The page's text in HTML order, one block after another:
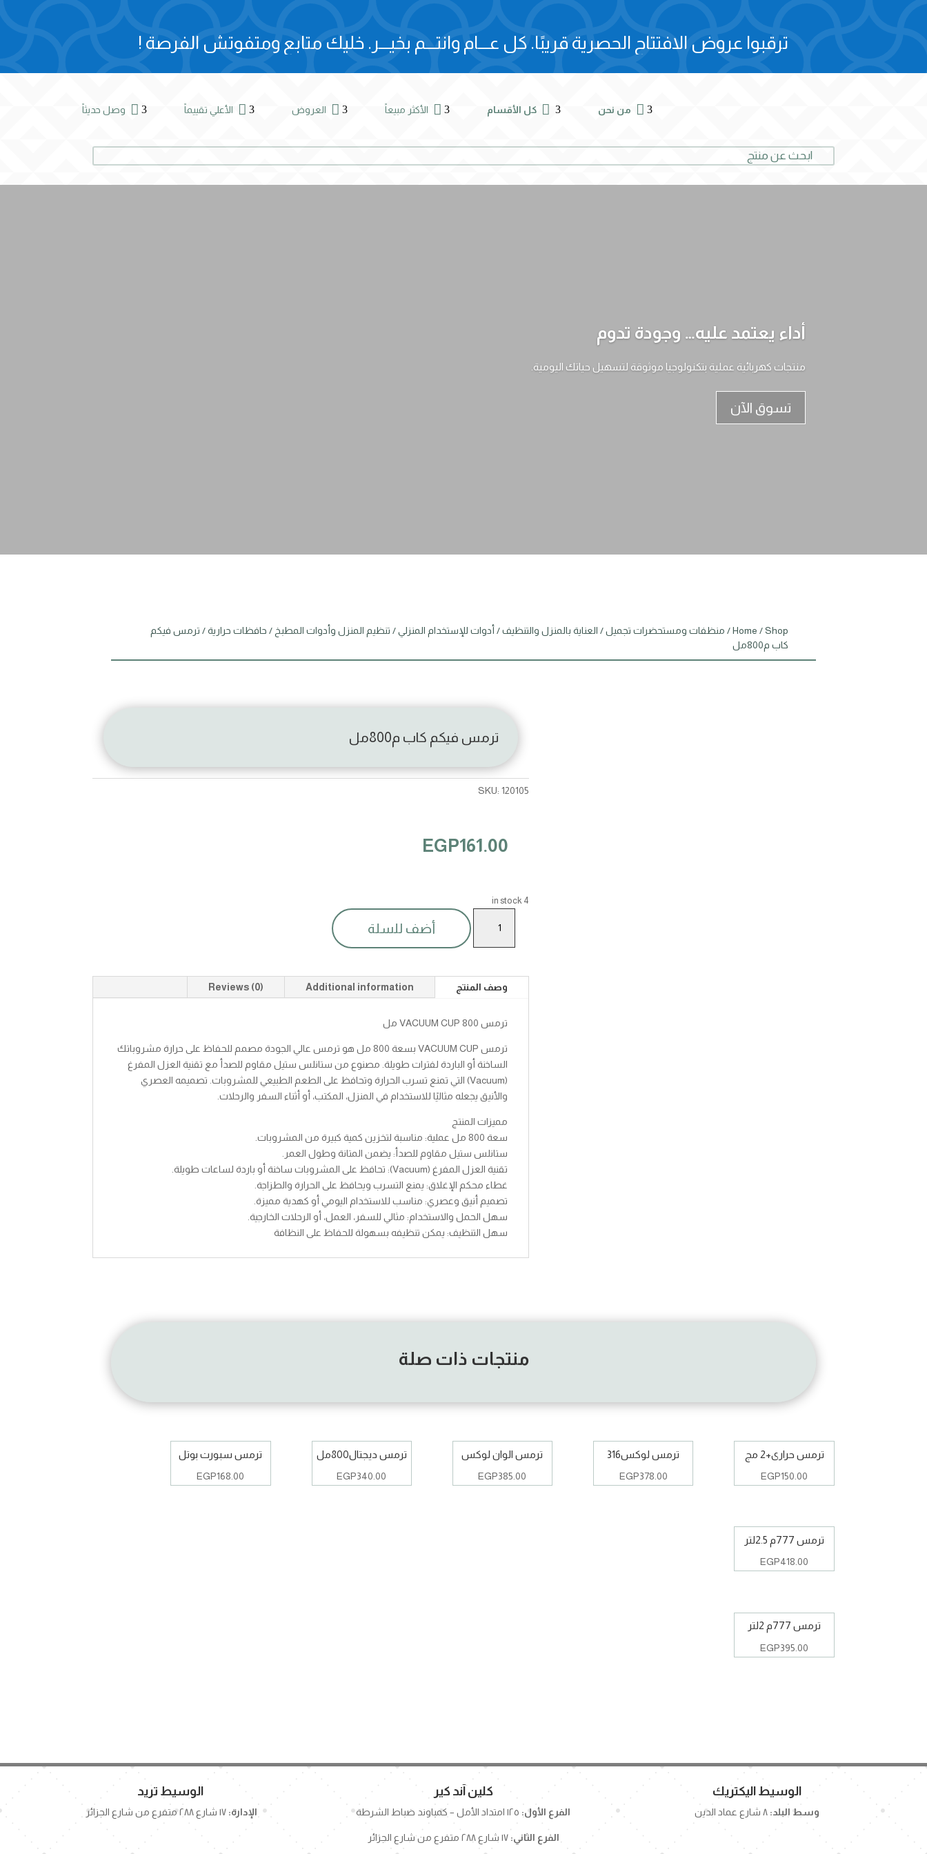
ترقبوا عروض الافتتاح الحصرية قريبًا. كل عـــام وانتـــم بخيـــر. خليك متابع ومتفوتش الفرصة !
3
 من نحن 3
 كل الأقسام 3
 الأكثر مبيعاً 3
 العروض 3
 الأعلي تقييماً 3
 وصل حديثاً
أداء يعتمد عليه… وجودة تدوم
منتجات كهربائية عملية بتكنولوجيا موثوقة لتسهيل حياتك اليومية.
تسوق الآن
Home /Shop
/ منظفات ومستحضرات تجميل/ العناية بالمنزل والتنظيف/ أدوات للإستخدام المنزلي/ تنظيم المنزل وأدوات المطبخ / حافظات حرارية/ ترمس فيكم
كاب م800مل
ترمس فيكم كاب م800مل
SKU: 120105
EGP161.00
4 in stock
فيكم
أضف للسلة
وصف المنتج Additional information
Reviews (0)
ترمس VACUUM CUP 800 مل
ترمس VACUUM CUP بسعة 800 مل هو ترمس عالي الجودة مصمم للحفاظ على حرارة مشروباتك
الساخنة أو الباردة لفترات طويلة. مصنوع من ستانلس ستيل مقاوم للصدأ مع تقنية العزل المفرغ
(Vacuum) التي تمنع تسرب الحرارة وتحافظ على الطعم الطبيعي للمشروبات. تصميمه العصري
والأنيق يجعله مثاليًا للاستخدام في المنزل، المكتب، أو أثناء السفر والرحلات.
مميزات المنتج
سعة 800 مل عملية: مناسبة لتخزين كمية كبيرة من المشروبات.
ستانلس ستيل مقاوم للصدأ: يضمن المتانة وطول العمر.
تقنية العزل المفرغ (Vacuum): تحافظ على المشروبات ساخنة أو باردة لساعات طويلة.
غطاء محكم الإغلاق: يمنع التسرب ويحافظ على الحرارة والطزاجة.
تصميم أنيق وعصري: مناسب للاستخدام اليومي أو كهدية مميزة.
سهل الحمل والاستخدام: مثالي للسفر، العمل، أو الرحلات الخارجية.
سهل التنظيف: يمكن تنظيفه بسهولة للحفاظ على النظافة
منتجات ذات صلة
ترمس حرارى+2 مج
EGP150.00
ترمس لوكس316
EGP378.00
ترمس الوان لوكس
EGP385.00
ترمس ديجتال800مل
EGP340.00
ترمس سبورت بوتل
EGP168.00
ترمس 777م 2.5لتر
EGP418.00
ترمس 777م 2لتر
EGP395.00
الوسيط تريد
الإدارة: ١٧ شارع ٢٨٨ متفرع من شارع الجزائر
كلين آند كير
الفرع الأول:
الفرع الثاني: ١٧ شارع ٢٨٨ متفرع من شارع الجزائر
الوسيط اليكتريك
وسط البلد: ٨ شارع عماد الدين